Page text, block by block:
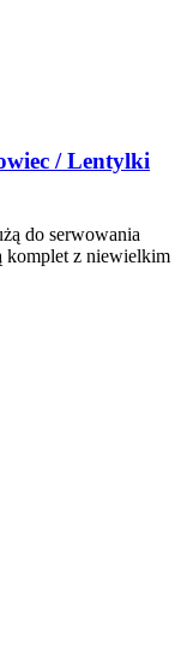
/ Lentylki
do serwowania
komplet z niewielkim